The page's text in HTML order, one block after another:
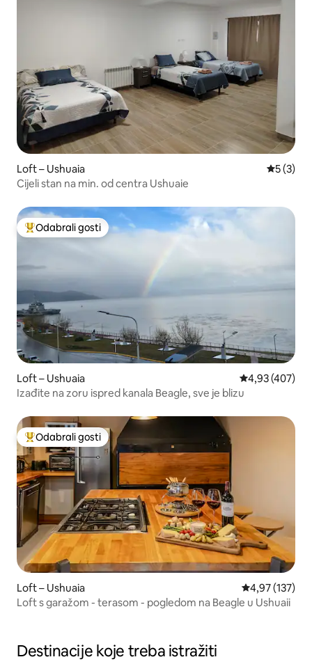
Loft – Ushuaia
5 (3)
Cijeli stan na min. od centra Ushuaie
Među najviše rangiranima s oznakom „Odabrali gosti”
Odabrali gosti
Loft – Ushuaia Prosječna
4,93 (407)
Izađite na zoru ispred kanala Beagle, sve je blizu
Među najviše rangiranima s oznakom „Odabrali gosti”
Odabrali gosti
Loft – Ushuaia Prosječna
4,97 (137)
Loft s garažom - terasom - pogledom na Beagle u Ushuaii
Destinacije koje treba istražiti